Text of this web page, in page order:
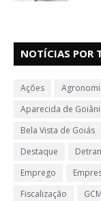
NOTÍCIAS POR
Ações
Aparecida de
Bela Vista de Goiás
Destaque
Detran
Emprego
Fiscalização
GCM